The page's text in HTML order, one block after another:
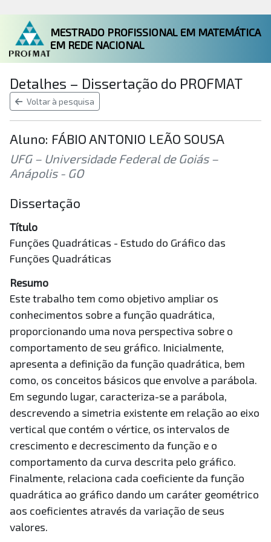
MESTRADO PROFISSIONAL EM MATEMÁTICA
EM REDE NACIONAL
Detalhes – Dissertação do PROFMAT
Voltar à pesquisa
Aluno: FÁBIO ANTONIO LEÃO SOUSA
UFG – Universidade Federal de Goiás –
Anápolis - GO
Dissertação
Título
Funções Quadráticas - Estudo do Gráfico das
Funções Quadráticas
Resumo
Este trabalho tem como objetivo ampliar os
conhecimentos sobre a função quadrática,
proporcionando uma nova perspectiva sobre o
comportamento de seu gráfico. Inicialmente,
apresenta a definição da função quadrática, bem
como, os conceitos básicos que envolve a parábola.
Em segundo lugar, caracteriza-se a parábola,
descrevendo a simetria existente em relação ao eixo
vertical que contém o vértice, os intervalos de
crescimento e decrescimento da função e o
comportamento da curva descrita pelo gráfico.
Finalmente, relaciona cada coeficiente da função
quadrática ao gráfico dando um caráter geométrico
aos coeficientes através da variação de seus
valores.